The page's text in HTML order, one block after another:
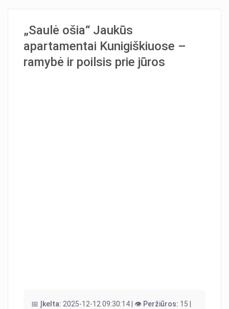
„Saulė ošia“ Jaukūs
apartamentai Kunigiškiuose –
ramybė ir poilsis prie jūros
📅 Įkelta: 2025-12-12 09:30:14 | 👁️ Peržiūros: 15 |